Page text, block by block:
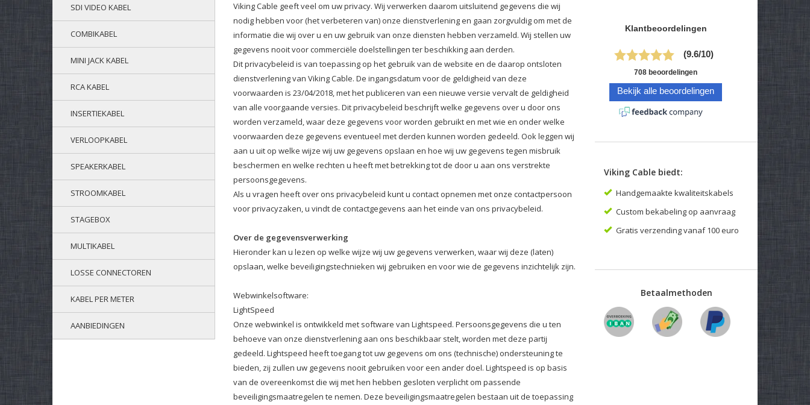
SDI VIDEO KABEL
COMBIKABEL
MINI JACK KABEL
RCA KABEL
INSERTIEKABEL
VERLOOPKABEL
SPEAKERKABEL
STROOMKABEL
STAGEBOX
MULTIKABEL
LOSSE CONNECTOREN
KABEL PER METER
AANBIEDINGEN
Viking Cable geeft veel om uw privacy. Wij verwerken daarom uitsluitend gegevens die wij
nodig hebben voor (het verbeteren van) onze dienstverlening en gaan zorgvuldig om met de
informatie die wij over u en uw gebruik van onze diensten hebben verzameld. Wij stellen uw
gegevens nooit voor commerciële doelstellingen ter beschikking aan derden.
Dit privacybeleid is van toepassing op het gebruik van de website en de daarop ontsloten
dienstverlening van Viking Cable. De ingangsdatum voor de geldigheid van deze
voorwaarden is 23/04/2018, met het publiceren van een nieuwe versie vervalt de geldigheid
van alle voorgaande versies. Dit privacybeleid beschrijft welke gegevens over u door ons
worden verzameld, waar deze gegevens voor worden gebruikt en met wie en onder welke
voorwaarden deze gegevens eventueel met derden kunnen worden gedeeld. Ook leggen wij
aan u uit op welke wijze wij uw gegevens opslaan en hoe wij uw gegevens tegen misbruik
beschermen en welke rechten u heeft met betrekking tot de door u aan ons verstrekte
persoonsgegevens.
Als u vragen heeft over ons privacybeleid kunt u contact opnemen met onze contactpersoon
voor privacyzaken, u vindt de contactgegevens aan het einde van ons privacybeleid.
Over de gegevensverwerking
Hieronder kan u lezen op welke wijze wij uw gegevens verwerken, waar wij deze (laten)
opslaan, welke beveiligingstechnieken wij gebruiken en voor wie de gegevens inzichtelijk zijn.
Webwinkelsoftware:
LightSpeed
Onze webwinkel is ontwikkeld met software van Lightspeed. Persoonsgegevens die u ten
behoeve van onze dienstverlening aan ons beschikbaar stelt, worden met deze partij
gedeeld. Lightspeed heeft toegang tot uw gegevens om ons (technische) ondersteuning te
bieden, zij zullen uw gegevens nooit gebruiken voor een ander doel. Lightspeed is op basis
van de overeenkomst die wij met hen hebben gesloten verplicht om passende
beveiligingsmaatregelen te nemen. Deze beveiligingsmaatregelen bestaan uit de toepassing
Viking Cable biedt:
Handgemaakte kwaliteitskabels
Custom bekabeling op aanvraag
Gratis verzending vanaf 100 euro
Betaalmethoden